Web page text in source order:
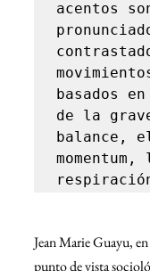
acentos
basados
de la
balance, el
momentum,
Jean Marie Guayu,
punto de vista